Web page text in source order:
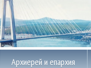
Архиерей и епархия